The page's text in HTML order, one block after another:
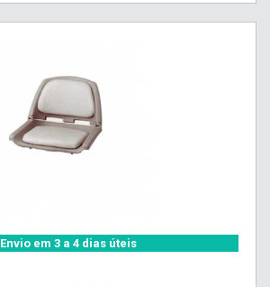
Envio em 3 a 4 dias úteis